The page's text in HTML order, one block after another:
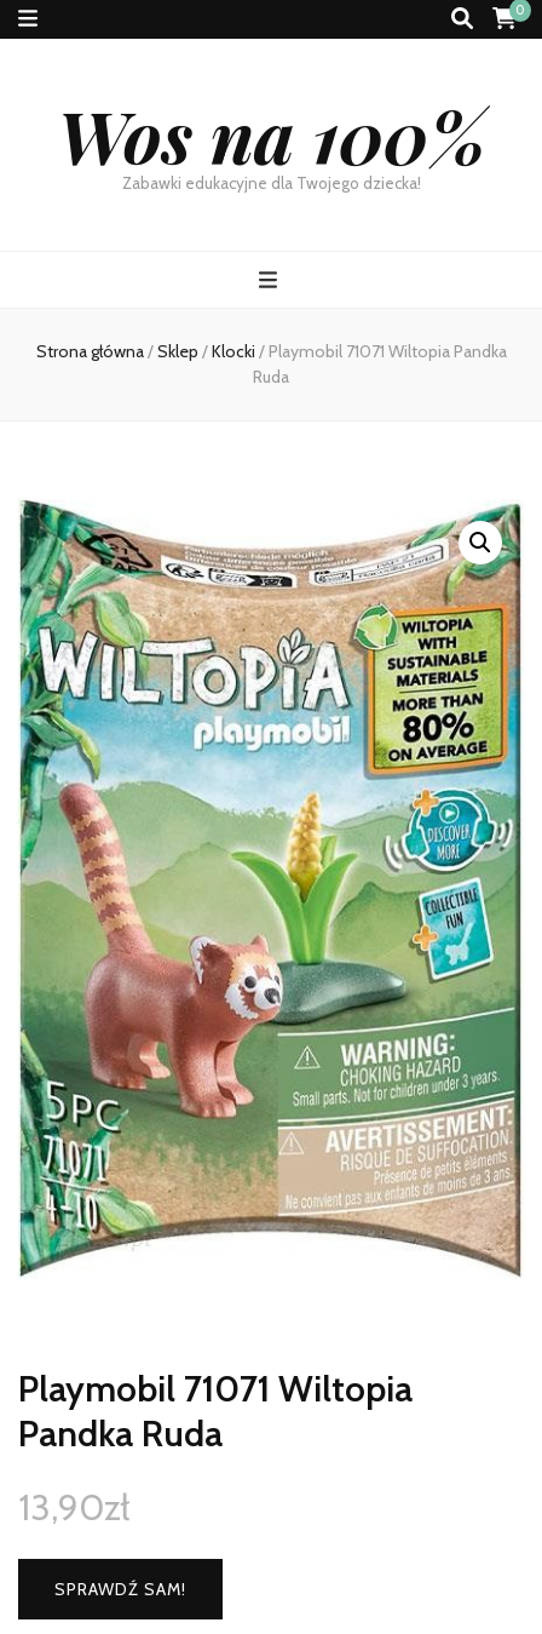
0
Wos na 100%
Zabawki edukacyjne dla Twojego dziecka!
Strona główna/Sklep /Klocki / Playmobil 71071 Wiltopia Pandka
Ruda
Playmobil 71071 Wiltopia
Pandka Ruda
13,90zł
SPRAWDŹ SAM!